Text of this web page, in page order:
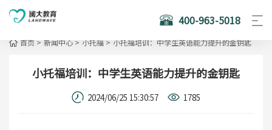
400-963-5018
首页 > 新闻中心 > 小托福 > 小托福培训：中学生英语能力提升的金钥匙
小托福培训：中学生英语能力提升的金钥匙
2024/06/25 15:30:57 1785